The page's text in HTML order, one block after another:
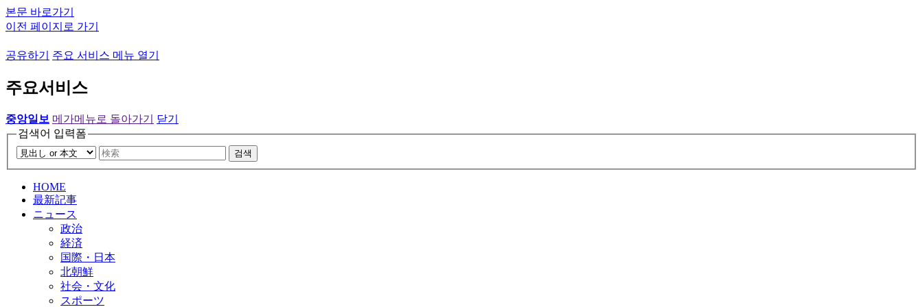
본문 바로가기
이전 페이지로 가기
공유하기 주요 서비스 메뉴 열기
주요서비스
중앙일보 메가메뉴로 돌아가기
닫기
검색어 입력폼
검색
HOME
最新記事
ニュース
政治
経済
国際・日本
北朝鮮
社会・文化
スポーツ